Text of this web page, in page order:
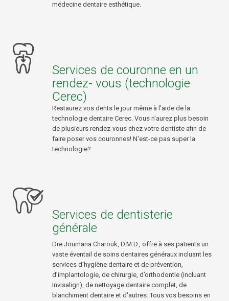
médecine dentaire esthétique.
Services de couronne en un
rendez- vous (technologie
Cerec)
Restaurez vos dents le jour même à l'aide de la
technologie dentaire Cerec. Vous n'aurez plus besoin
de plusieurs rendez-vous chez votre dentiste afin de
faire poser vos couronnes! N'est-ce pas super la
technologie?
Services de dentisterie
générale
Dre Joumana Charouk, D.M.D., offre à ses patients un
vaste éventail de soins dentaires généraux incluant les
services d'hygiène dentaire et de prévention,
d’implantologie, de chirurgie, d’orthodontie (incluant
Invisalign), de nettoyage dentaire complet, de
blanchiment dentaire et d'autres. Tous vos besoins en